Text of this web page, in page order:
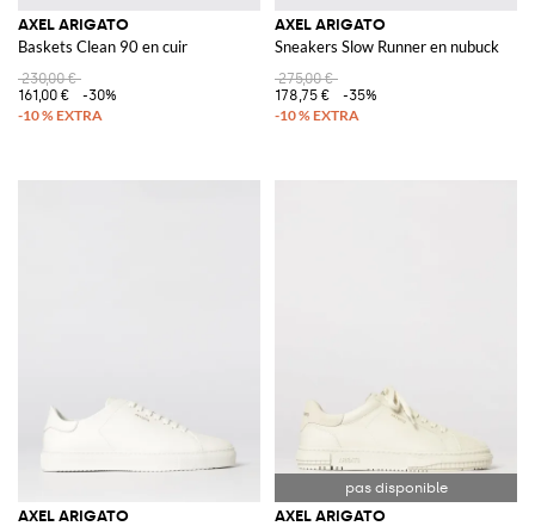
AXEL ARIGATO
Baskets Clean 90 en cuir
230,00 €
161,00 €
-30%
AXEL ARIGATO
Sneakers Slow Runner en nubuck
275,00 €
178,75 €
-35%
AXEL ARIGATO AXEL ARIGATO